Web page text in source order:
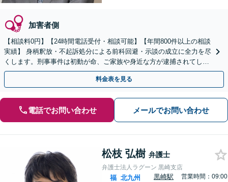
加害者側
【相談料0円】【24時間電話受付・相談可能】【年間800件以上の相談
実績】 身柄釈放・不起訴処分による前科回避・示談の成立に全力を尽
くします。刑事事件は初動が命、ご家族や身近な方が逮捕されてしま
ったら一刻も早くお電話ください。
料金表を見る
電話でお問い合わせ メールでお問い合わせ
松枝 弘樹 弁護士
弁護士法人ラグーン 黒崎支店
福 北九州
黒崎駅
営業時間：09:00